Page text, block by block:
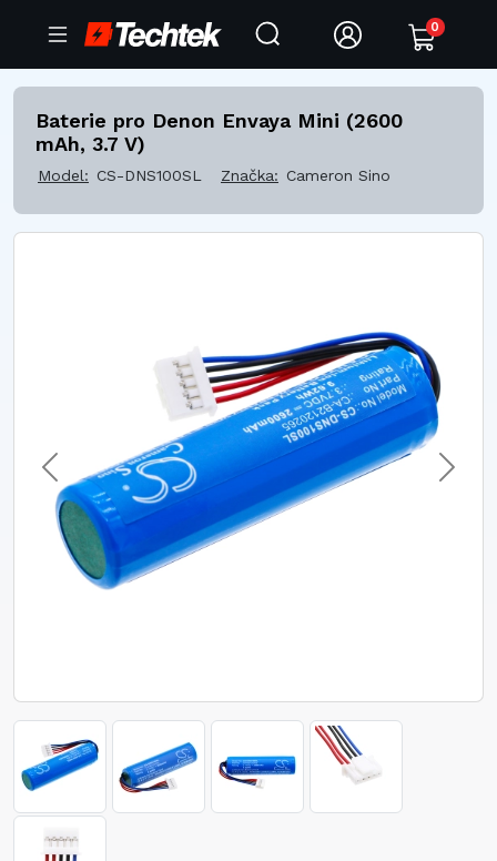
0
Baterie pro Denon Envaya Mini (2600
mAh, 3.7 V)
Model: CS-DNS100SL Značka: Cameron Sino